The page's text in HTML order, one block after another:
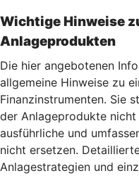
Wichtige Hinweise
Anlageprodukten
Die hier angebotenen
allgemeine Hinweise zu
Finanzinstrumenten. Sie
der Anlageprodukte
ausführliche und
nicht ersetzen.
Anlagestrategien und